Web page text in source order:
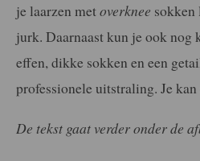
je laarzen metoverknee sokken
jurk. Daarnaast kun je ook nog
effen, dikke sokken en een
professionele uitstraling. Je
De tekst gaat verder onder de